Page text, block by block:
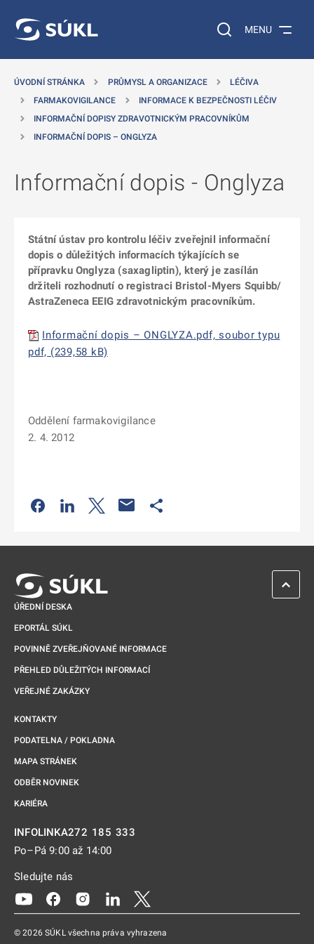
Vyhledávání na
MENU
ÚVODNÍ STRÁNKA PRŮMYSL A ORGANIZACE
LÉČIVA
FARMAKOVIGILANCE
INFORMACE K BEZPEČNOSTI LÉČIV
INFORMAČNÍ DOPISY ZDRAVOTNICKÝM PRACOVNÍKŮM
INFORMAČNÍ DOPIS – ONGLYZA
Informační dopis - Onglyza
Státní ústav pro kontrolu léčiv zveřejnil informační
dopis o důležitých informacích týkajících se
přípravku Onglyza (saxagliptin), který je zasílán
držiteli rozhodnutí o registraci Bristol-Myers Squibb/
AstraZeneca EEIG zdravotnickým pracovníkům.
Informační dopis – ONGLYZA.pdf, soubor typu
pdf, (239,58 kB)
Oddělení farmakovigilance
2. 4. 2012
Odkaz se otevře na nové kartě
Odkaz se otevře na nové kartě
Odkaz se otevře na nové kartě
ÚŘEDNÍ DESKA
EPORTÁL SÚKL
POVINNĚ ZVEŘEJŇOVANÉ INFORMACE
PŘEHLED DŮLEŽITÝCH INFORMACÍ
VEŘEJNÉ ZAKÁZKY
KONTAKTY
PODATELNA / POKLADNA
MAPA STRÁNEK
ODBĚR NOVINEK
KARIÉRA
INFOLINKA272 185 333
Po–Pá 9:00 až 14:00
Sledujte nás
Odkaz se otevře na nové kartě
Odkaz se otevře na nové kartě
Odkaz se otevře na nové kartě
Odkaz se otevře na nové kartě
© 2026 SÚKL všechna práva vyhrazena
ZPĚT